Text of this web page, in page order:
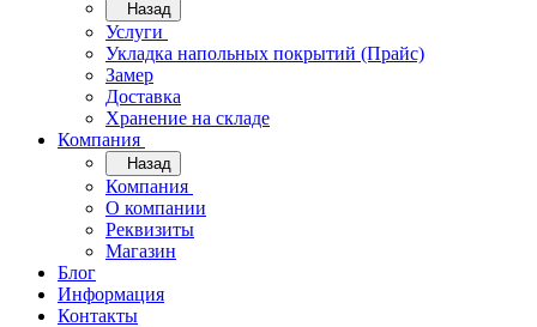
Назад
Услуги
Укладка напольных покрытий (Прайс)
Замер
Доставка
Хранение на складе
Компания
Назад
Компания
О компании
Реквизиты
Магазин
Блог
Информация
Контакты